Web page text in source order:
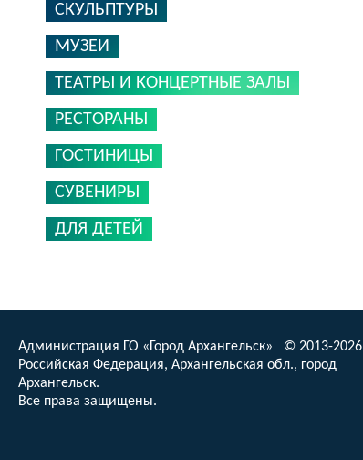
СКУЛЬПТУРЫ
МУЗЕИ
ТЕАТРЫ И КОНЦЕРТНЫЕ ЗАЛЫ
РЕСТОРАНЫ
ГОСТИНИЦЫ
СУВЕНИРЫ
ДЛЯ ДЕТЕЙ
Администрация ГО «Город Архангельск» © 2013-2026
Российская Федерация, Архангельская обл., город
Архангельск.
Все права защищены.